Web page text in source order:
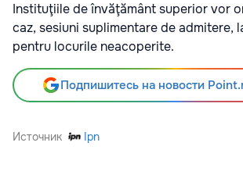
Instituţiile de învăţământ superior vor
caz, sesiuni suplimentare de admitere,
pentru locurile neacoperite.
Подпишитесь на новости
Источник Ipn